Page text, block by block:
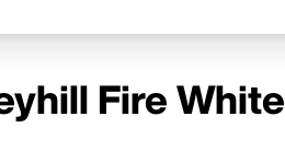
Fire White